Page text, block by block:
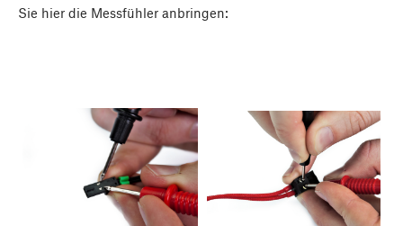
Sie hier die Messfühler anbringen: